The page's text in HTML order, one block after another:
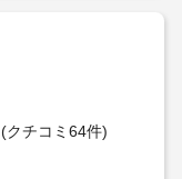
(クチコミ64件)